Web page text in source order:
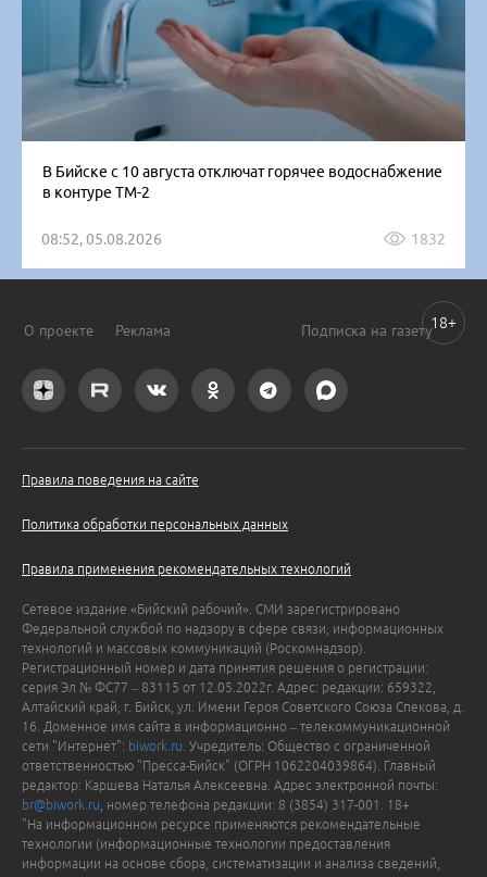
В Бийске с 10 августа отключат горячее водоснабжение
в контуре ТМ-2
08:52, 05.08.2026 1832
О проекте Реклама Подписка на газету
Правила поведения на сайте
Политика обработки персональных данных
Правила применения рекомендательных технологий
Сетевое издание «Бийский рабочий». СМИ зарегистрировано
Федеральной службой по надзору в сфере связи, информационных
технологий и массовых коммуникаций (Роскомнадзор).
Регистрационный номер и дата принятия решения о регистрации:
серия Эл № ФС77 – 83115 от 12.05.2022г. Адрес: редакции: 659322,
Алтайский край, г. Бийск, ул. Имени Героя Советского Союза Спекова, д.
16. Доменное имя сайта в информационно – телекоммуникационной
сети "Интернет": biwork.ru . Учредитель: Общество с ограниченной
ответственностью "Пресса-Бийск" (ОГРН 1062204039864). Главный
редактор: Каршева Наталья Алексеевна. Адрес электронной почты:
br@biwork.ru , номер телефона редакции: 8 (3854) 317-001. 18+
"На информационном ресурсе применяются рекомендательные
технологии (информационные технологии предоставления
информации на основе сбора, систематизации и анализа сведений,
18+